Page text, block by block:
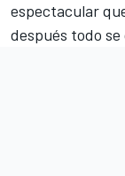
espectacular
después todo